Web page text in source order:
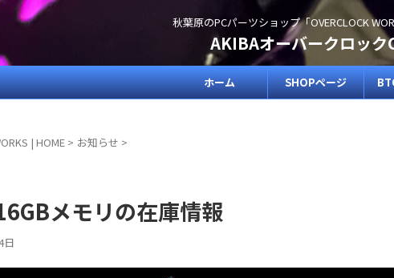
秋葉原のPCパーツショップ「OVERCLOCK
AKIBAオーバークロック
ホーム SHOPページ
| HOME > お知らせ >
メモリの在庫情報
日